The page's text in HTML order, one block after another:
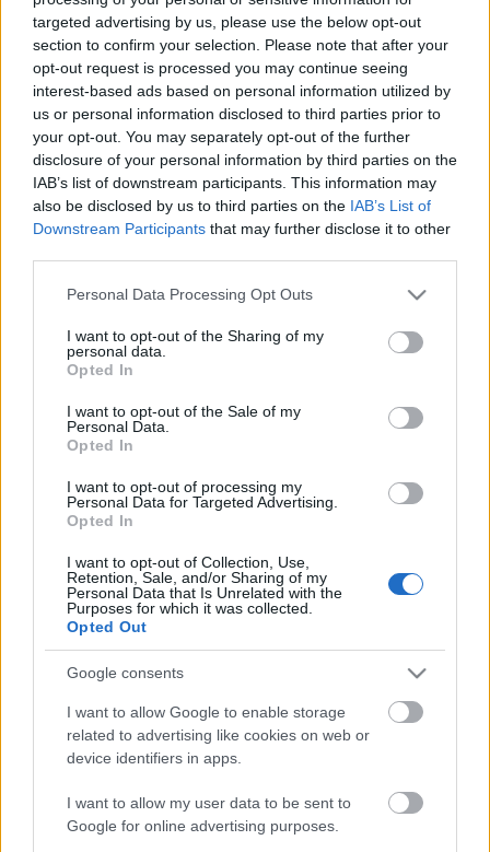
targeted advertising by us, please use the below opt-out
section to confirm your selection. Please note that after your
opt-out request is processed you may continue seeing
interest-based ads based on personal information utilized by
us or personal information disclosed to third parties prior to
your opt-out. You may separately opt-out of the further
disclosure of your personal information by third parties on the
IAB’s list of downstream participants. This information may
also be disclosed by us to third parties on the IAB’s List of
Downstream Participants that may further disclose it to other
Please note that this website/app uses one or more Google
not limited to your visit or usage behaviour. You may click to
grant or deny consent to Google and its third-party tags to
use your data for below specified purposes in below Google
consent section.
Personal Data Processing Opt Outs
I want to opt-out of the Sharing of my
personal data.
Opted In
I want to opt-out of the Sale of my
Personal Data.
Opted In
I want to opt-out of processing my
Personal Data for Targeted Advertising.
Opted In
I want to opt-out of Collection, Use,
Retention, Sale, and/or Sharing of my
Personal Data that Is Unrelated with the
Purposes for which it was collected.
Opted Out
Google consents
I want to allow Google to enable storage
related to advertising like cookies on web or
device identifiers in apps.
I want to allow my user data to be sent to
Google for online advertising purposes.
szinten igazolható rokonaink a lengyel, az ukrán és a
horvát nép. Tehát a mai magyarság genetikai
összetételében egyértelműen kimutatott az európai
jelleg, az ázsiai viszont teljesen hiányzik.
Ebből az következik, hogy a honfoglalás kori
Magyarország lakossága biológiailag szinte
kizárólag európai eredetűekből állt.
Tehát nem honfoglalás történt, hanem Árpádék csak
visszatértek az Európa 1-et létrehozó magyarok közé. A
párizsi Sorbonne egyetem nyelvészei számítógépes
összehasonlító elemzés segítségével megvizsgálták az
őrzött meg a legtöbbet az ősműveltség nyelvéből, az ősi
etimonokból.
nyelv 4, a latin 5, a héber 5, az indiai 9, a tibeti 12, a
szanszkrit 12, az ótörök 26, a magyar pedig 68 százalék ős
Ez a magas arány újabb bizonyítéka a magyar kultúra és
Tehát a magyar nyelvnek nem kellett soha senkitől szavakat
és kultúrát szereznie, hisz a mi
A kultúránk maga a "kultúra.
származás gén
telepes ős urál etimon ősapa